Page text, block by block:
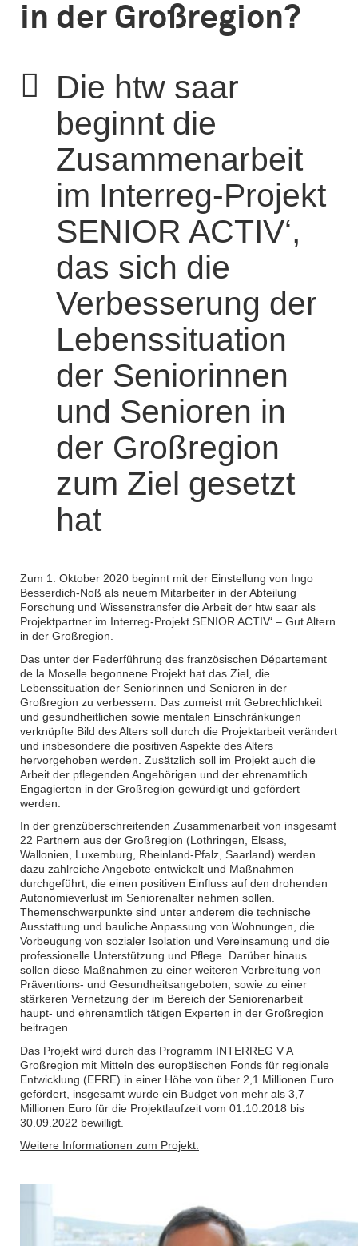
in der Großregion?
Die htw saar
beginnt die
Zusammenarbeit
im Interreg-Projekt
SENIOR ACTIV‘,
das sich die
Verbesserung der
Lebenssituation
der Seniorinnen
und Senioren in
der Großregion
zum Ziel gesetzt
hat
Zum 1. Oktober 2020 beginnt mit der Einstellung von Ingo
Besserdich-Noß als neuem Mitarbeiter in der Abteilung
Forschung und Wissenstransfer die Arbeit der htw saar als
Projektpartner im Interreg-Projekt SENIOR ACTIV‘ – Gut Altern
in der Großregion.
Das unter der Federführung des französischen Département
de la Moselle begonnene Projekt hat das Ziel, die
Lebenssituation der Seniorinnen und Senioren in der
Großregion zu verbessern. Das zumeist mit Gebrechlichkeit
und gesundheitlichen sowie mentalen Einschränkungen
verknüpfte Bild des Alters soll durch die Projektarbeit verändert
und insbesondere die positiven Aspekte des Alters
hervorgehoben werden. Zusätzlich soll im Projekt auch die
Arbeit der pflegenden Angehörigen und der ehrenamtlich
Engagierten in der Großregion gewürdigt und gefördert
werden.
In der grenzüberschreitenden Zusammenarbeit von insgesamt
22 Partnern aus der Großregion (Lothringen, Elsass,
Wallonien, Luxemburg, Rheinland-Pfalz, Saarland) werden
dazu zahlreiche Angebote entwickelt und Maßnahmen
durchgeführt, die einen positiven Einfluss auf den drohenden
Autonomieverlust im Seniorenalter nehmen sollen.
Themenschwerpunkte sind unter anderem die technische
Ausstattung und bauliche Anpassung von Wohnungen, die
Vorbeugung von sozialer Isolation und Vereinsamung und die
professionelle Unterstützung und Pflege. Darüber hinaus
sollen diese Maßnahmen zu einer weiteren Verbreitung von
Präventions- und Gesundheitsangeboten, sowie zu einer
stärkeren Vernetzung der im Bereich der Seniorenarbeit
haupt- und ehrenamtlich tätigen Experten in der Großregion
beitragen.
Das Projekt wird durch das Programm INTERREG V A
Großregion mit Mitteln des europäischen Fonds für regionale
Entwicklung (EFRE) in einer Höhe von über 2,1 Millionen Euro
gefördert, insgesamt wurde ein Budget von mehr als 3,7
Millionen Euro für die Projektlaufzeit vom 01.10.2018 bis
30.09.2022 bewilligt.
Weitere Informationen zum Projekt.